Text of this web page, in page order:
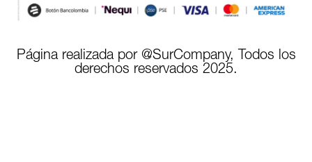
Página realizada por @SurCompany, Todos los
derechos reservados 2025.